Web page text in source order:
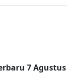
7 Agustus